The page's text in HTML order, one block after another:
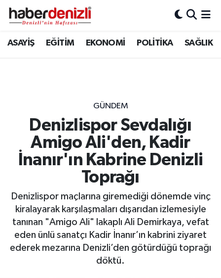
ASAYİŞ EĞİTİM EKONOMİ POLİTİKA SAĞLIK
GÜNDEM
Denizlispor Sevdalığı
Amigo Ali'den, Kadir
İnanır'ın Kabrine Denizli
Toprağı
Denizlispor maçlarına giremediği dönemde vinç
kiralayarak karşılaşmaları dışarıdan izlemesiyle
tanınan "Amigo Ali" lakaplı Ali Demirkaya, vefat
eden ünlü sanatçı Kadir İnanır’ın kabrini ziyaret
ederek mezarına Denizli’den götürdüğü toprağı
döktü.
Denizli Nöbetçi Eczaneler
Tüm Manşetler
Son Dakika Haberleri